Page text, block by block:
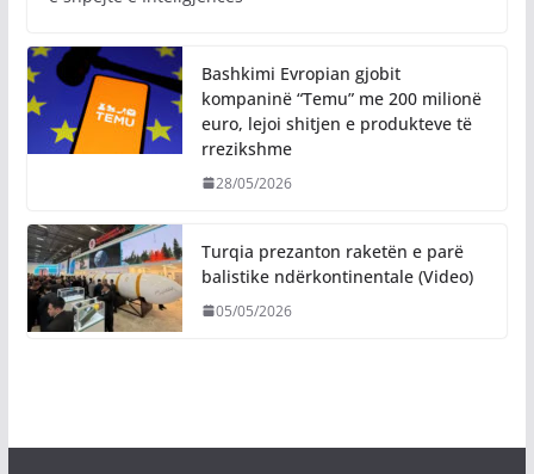
Bashkimi Evropian gjobit
kompaninë “Temu” me 200 milionë
euro, lejoi shitjen e produkteve të
rrezikshme
28/05/2026
Turqia prezanton raketën e parë
balistike ndërkontinentale (Video)
05/05/2026